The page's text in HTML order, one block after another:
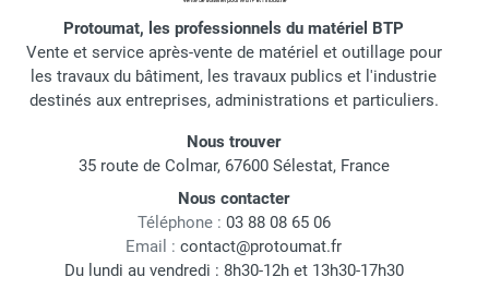
Protoumat, les professionnels du matériel BTP
Vente et service après-vente de matériel et outillage pour
les travaux du bâtiment, les travaux publics et l'industrie
destinés aux entreprises, administrations et particuliers.
Nous trouver
35 route de Colmar, 67600 Sélestat, France
Nous contacter
Téléphone : 03 88 08 65 06
Email : contact@protoumat.fr
Du lundi au vendredi : 8h30-12h et 13h30-17h30